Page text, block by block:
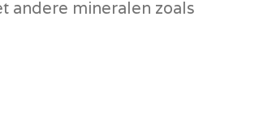
andere mineralen zoals